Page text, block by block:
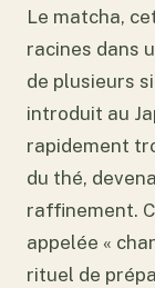
Le matcha,
racines dans
de plusieurs
introduit au
rapidement
du thé,
raffinement.
appelée «
rituel de